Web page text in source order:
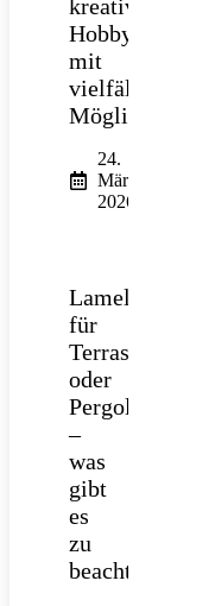
kreatives
Hobby
mit
vielfältigen
Möglichkeiten
24.
März
2026
Lamellendach
für
Terrasse
oder
Pergola
–
was
gibt
es
zu
beachten?